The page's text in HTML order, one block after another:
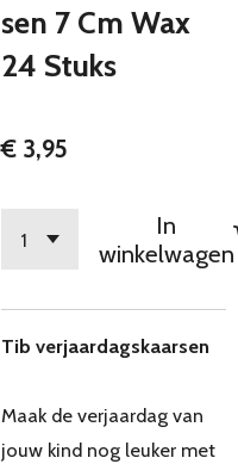
sen 7 Cm Wax
24 Stuks
€ 3,95
In
winkelwagen
Tib verjaardagskaarsen
Maak de verjaardag van
jouw kind nog leuker met